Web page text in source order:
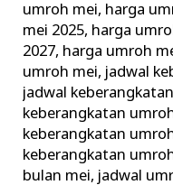
umroh mei, harga
mei 2025, harga
2027, harga umroh
umroh mei, jadwal
jadwal
keberangkatan
keberangkatan
keberangkatan
bulan mei, jadwal